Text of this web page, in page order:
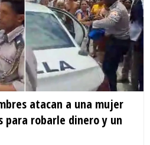
atacan a una mujer
para robarle dinero y un